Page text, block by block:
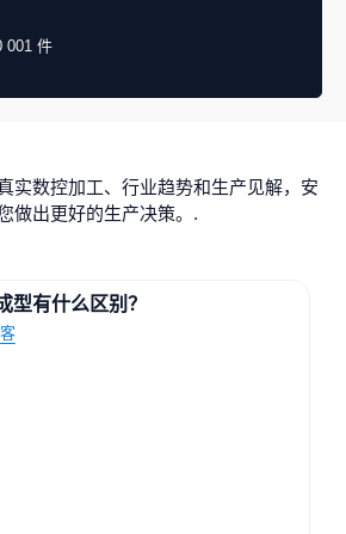
致性
代制造方法可实现小至 ±0.1 毫米的
高质量结果。.
适合大批量生产
001 件
实数控加工、行业趋势和生产见解，安
做出更好的生产决策。.
型有什么区别？